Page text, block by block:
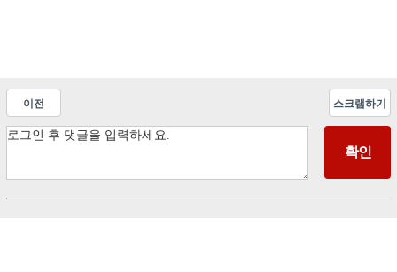
이전 스크랩하기